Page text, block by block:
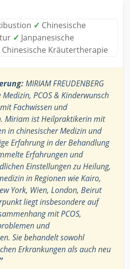
✓ Chinesische
✓ Janpanesische
Chinesische Kräutertherapie
MIRIAM FREUDENBERG
PCOS & Kinderwunsch
Fachwissen und
Miriam ist Heilpraktikerin mit
in chinesischer Medizin und
Erfahrung in der Behandlung
Erfahrungen und
Einstellungen zu Heilung,
in Regionen wie Kairo,
York, Wien, London, Beirut
liegt insbesondere auf
mit PCOS,
und
Sie behandelt sowohl
Erkrankungen als auch neu